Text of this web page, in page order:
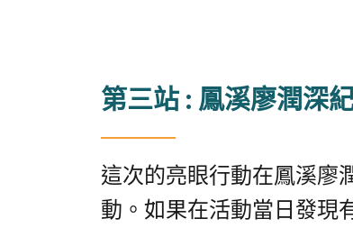
第三站 : 鳳溪廖潤深
這次的亮眼行動在鳳溪廖
動。如果在活動當日發現